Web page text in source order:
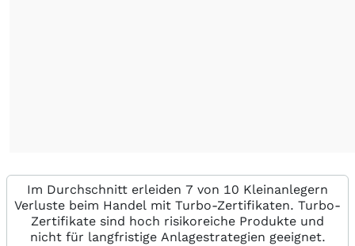
Im Durchschnitt erleiden 7 von 10 Kleinanlegern
Verluste beim Handel mit Turbo-Zertifikaten. Turbo-
Zertifikate sind hoch risikoreiche Produkte und
nicht für langfristige Anlagestrategien geeignet.